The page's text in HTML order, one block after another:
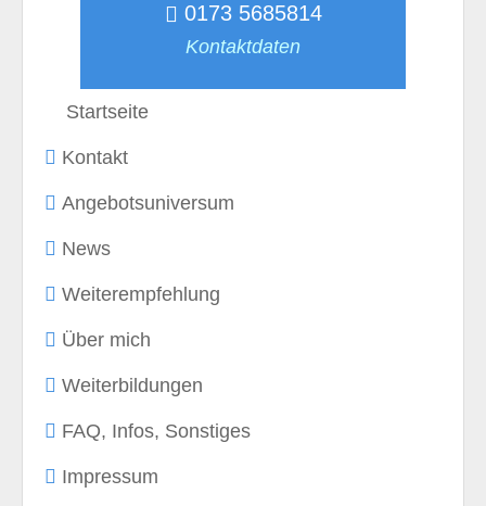
0173 5685814
Kontaktdaten
Startseite
Kontakt
Angebotsuniversum
News
Weiterempfehlung
Über mich
Weiterbildungen
FAQ, Infos, Sonstiges
Impressum